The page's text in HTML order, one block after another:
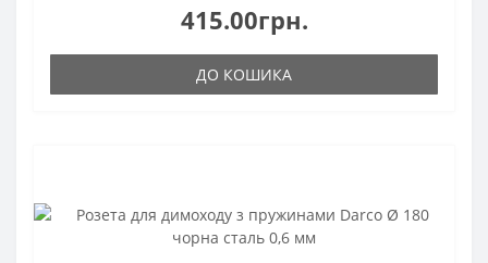
415.00грн.
ДО КОШИКА